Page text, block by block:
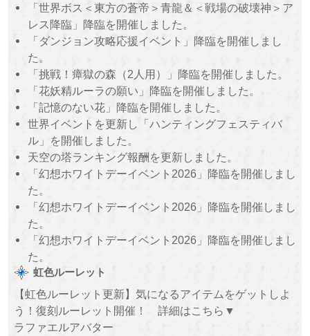
「世界ボス＜東方の蒼帝＞青龍＆＜戦場の破壊神＞ア
レス降臨」降臨を開催しました。
「ダンジョン攻略応援イベント」降臨を開催しまし
た。
「挑戦！瘴獄の森（2人用）」降臨を開催しました。
「花妖精ルーラの願い」降臨を開催しました。
「記憶のない花」降臨を開催しました。
世界イベントを更新し「ハンティングフェスティバ
ル」を開催しました。
天空の塔ランキング報酬を更新しました。
「幻想ホワイトデーイベント2026」降臨を開催しまし
た。
「幻想ホワイトデーイベント2026」降臨を開催しまし
た。
「幻想ホワイトデーイベント2026」降臨を開催しまし
た。
虹色ルーレット
【虹色ルーレット更新】気になるアイテムをゲットしよ
う！復刻ルーレット開催！ 詳細はこちら▼
ラファエルアバター